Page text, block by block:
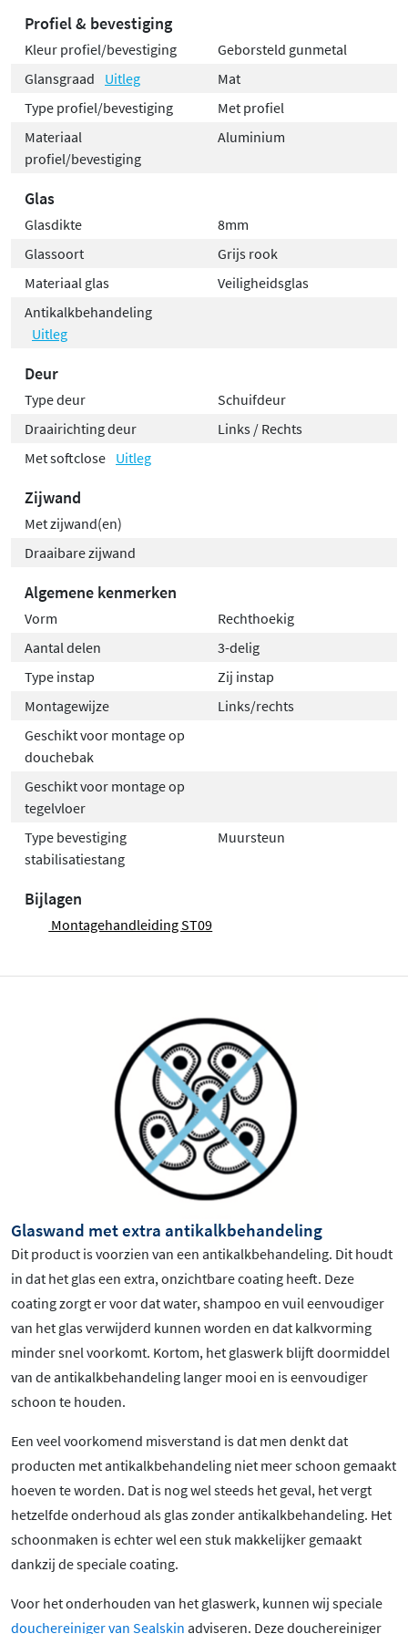
hoger niveau te tillen. De ST09350 schuif-hoekcabine is
een perfecte weerspiegeling van ons vakmanschap en
onze passie voor kwaliteit.
Profiel & bevestiging
Kleur profiel/bevestiging
Geborsteld gunmetal
Glansgraad
Uitleg
Mat
Type profiel/bevestiging
Met profiel
Materiaal
profiel/bevestiging
Aluminium
Glas
Glasdikte
8mm
Glassoort
Grijs rook
Materiaal glas
Veiligheidsglas
Antikalkbehandeling
Uitleg
Deur
Type deur
Schuifdeur
Draairichting deur
Links / Rechts
Met softclose Uitleg
Zijwand
Met zijwand(en)
Draaibare zijwand
Algemene kenmerken
Vorm
Rechthoekig
Aantal delen
3-delig
Type instap
Zij instap
Montagewijze
Links/rechts
Geschikt voor montage op
douchebak
Geschikt voor montage op
tegelvloer
Type bevestiging
stabilisatiestang
Muursteun
Bijlagen
Montagehandleiding ST09
Glaswand met extra antikalkbehandeling
Dit product is voorzien van een antikalkbehandeling. Dit houdt
in dat het glas een extra, onzichtbare coating heeft. Deze
coating zorgt er voor dat water, shampoo en vuil eenvoudiger
van het glas verwijderd kunnen worden en dat kalkvorming
minder snel voorkomt. Kortom, het glaswerk blijft doormiddel
van de antikalkbehandeling langer mooi en is eenvoudiger
schoon te houden.
Een veel voorkomend misverstand is dat men denkt dat
producten met antikalkbehandeling niet meer schoon gemaakt
hoeven te worden. Dat is nog wel steeds het geval, het vergt
hetzelfde onderhoud als glas zonder antikalkbehandeling. Het
schoonmaken is echter wel een stuk makkelijker gemaakt
dankzij de speciale coating.
Voor het onderhouden van het glaswerk, kunnen wij speciale
douchereiniger van Sealskin adviseren. Deze douchereiniger